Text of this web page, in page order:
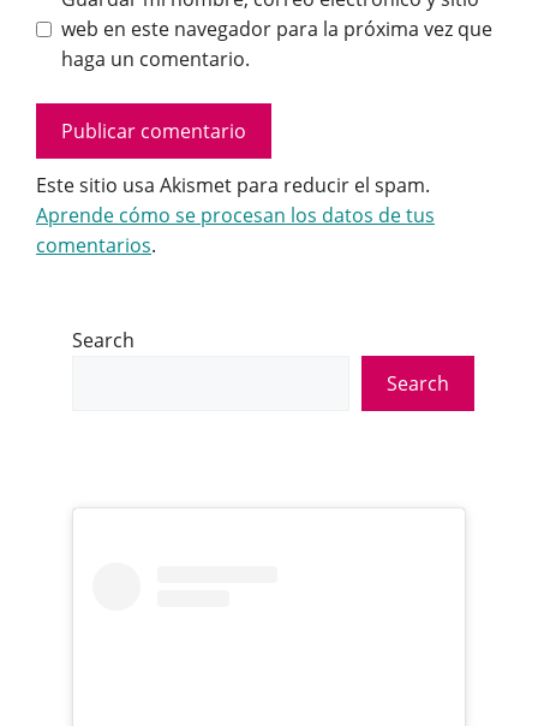
web en este navegador para la próxima vez que
haga un comentario.
Este sitio usa Akismet para reducir el spam.
Aprende cómo se procesan los datos de tus
comentarios.
Search
Search